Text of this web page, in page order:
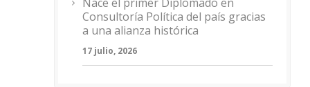
Nace el primer Diplomado en
Consultoría Política del país gracias
a una alianza histórica
17 julio, 2026